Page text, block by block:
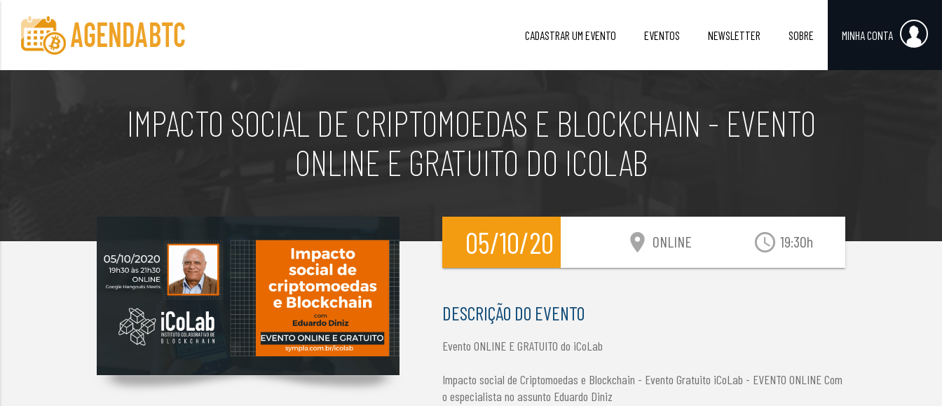
CADASTRAR UM EVENTO EVENTOS NEWSLETTER SOBRE MINHA CONTA
IMPACTO SOCIAL DE CRIPTOMOEDAS E BLOCKCHAIN - EVENTO
ONLINE E GRATUITO DO ICOLAB
05/10/20 access_time 19:30h
location_on ONLINE
DESCRIÇÃO DO EVENTO
Evento ONLINE E GRATUITO do iCoLab
Impacto social de Criptomoedas e Blockchain - Evento Gratuito iCoLab - EVENTO ONLINE Com
o especialista no assunto Eduardo Diniz